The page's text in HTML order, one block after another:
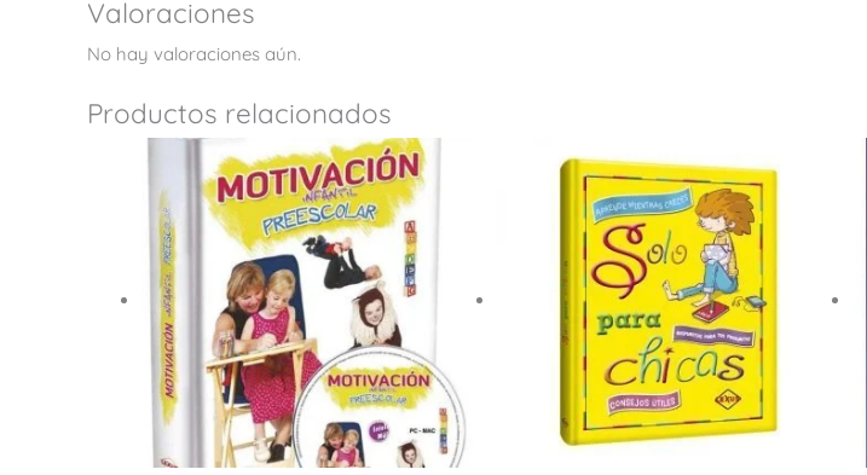
Valoraciones
No hay valoraciones aún.
Productos relacionados